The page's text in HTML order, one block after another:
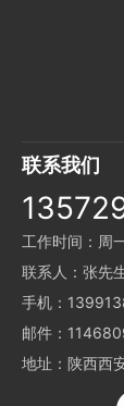
联系我们
工作时间：周
联系人：张先
手机：
邮件：
地址：陕西西